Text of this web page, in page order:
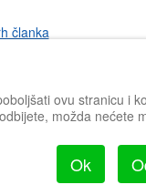
članka
ovu stranicu i
možda nećete
Ok